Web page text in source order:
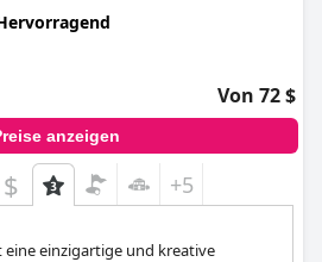
Von 72 $
anzeigen
$ +5
eine einzigartige und kreative